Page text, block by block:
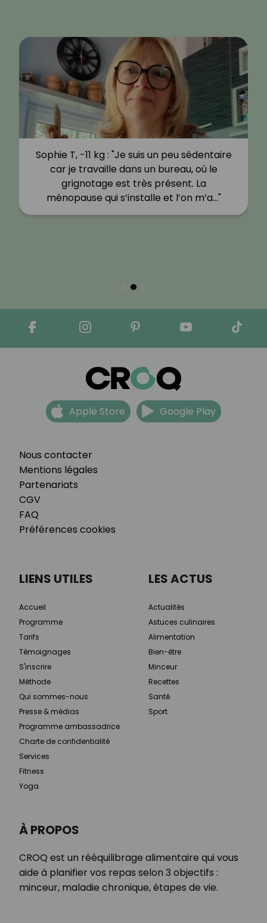
Sophie T, -11 kg : "Je suis un peu sédentaire
car je travaille dans un bureau, où le
grignotage est très présent. La
ménopause qui s’installe et l’on m’a…"
Nous contacter
Mentions légales
Partenariats
CGV
FAQ
Préférences cookies
Apple Store Google Play
À PROPOS
CROQ est un rééquilibrage alimentaire qui vous
aide à planifier vos repas selon 3 objectifs :
minceur, maladie chronique, étapes de vie.
LIENS UTILES
Accueil
Programme
Tarifs
Témoignages
S'inscrire
Méthode
Qui sommes-nous
Presse & médias
Programme ambassadrice
Charte de confidentialité
Services
Fitness
Yoga
LES ACTUS
Actualités
Astuces culinaires
Alimentation
Bien-être
Minceur
Recettes
Santé
Sport